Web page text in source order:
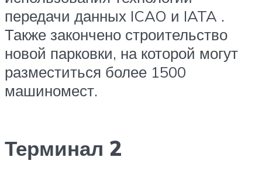
передачи данных ICAO и IATA .
Также закончено строительство
новой парковки, на которой могут
разместиться более 1500
машиномест.
Терминал 2